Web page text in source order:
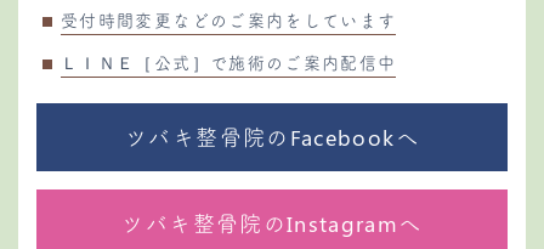
受付時間変更などのご案内をしています
ＬＩＮＥ［公式］で施術のご案内配信中
ツバキ整骨院のFacebookへ
ツバキ整骨院のInstagramへ